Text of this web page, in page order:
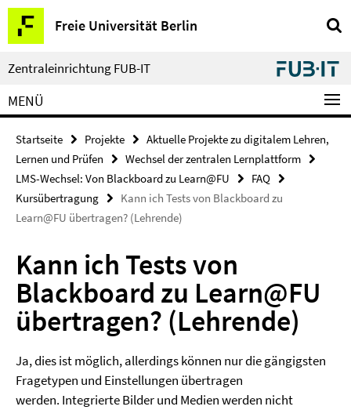
Springe
direkt
zu
Inhalt
Freie Universität Berlin
Service-
Navigation
Zentraleinrichtung FUB-IT
MENÜ
Startseite Projekte
Aktuelle Projekte zu digitalem Lehren,
Lernen und Prüfen
Wechsel der zentralen Lernplattform
LMS-Wechsel: Von Blackboard zu Learn@FU
FAQ
Kursübertragung
Kann ich Tests von Blackboard zu
Learn@FU übertragen? (Lehrende)
Kann ich Tests von
Blackboard zu Learn@FU
übertragen? (Lehrende)
Ja, dies ist möglich, allerdings können nur die gängigsten
Fragetypen und Einstellungen übertragen
werden. Integrierte Bilder und Medien werden nicht